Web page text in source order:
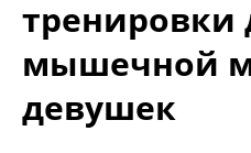
тренировки
мышечной
девушек